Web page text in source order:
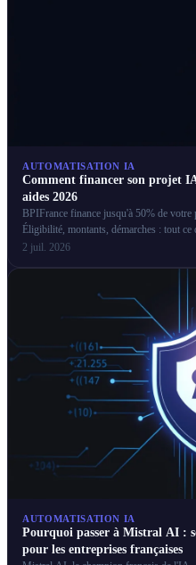
AUTOMATISATION IA
Comment financer son projet
aides 2026
BPIFrance finance jusqu'à 50% de
Éligibilité, montants, démarches : tout
pour obtenir ces aides.
2 juil. 2026
AUTOMATISATION IA
Pourquoi passer à Mistral AI :
pour les entreprises françaises